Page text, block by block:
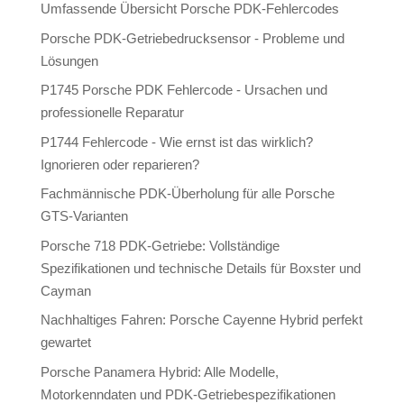
Umfassende Übersicht Porsche PDK-Fehlercodes
Porsche PDK-Getriebedrucksensor - Probleme und
Lösungen
P1745 Porsche PDK Fehlercode - Ursachen und
professionelle Reparatur
P1744 Fehlercode - Wie ernst ist das wirklich?
Ignorieren oder reparieren?
Fachmännische PDK-Überholung für alle Porsche
GTS-Varianten
Porsche 718 PDK-Getriebe: Vollständige
Spezifikationen und technische Details für Boxster und
Cayman
Nachhaltiges Fahren: Porsche Cayenne Hybrid perfekt
gewartet
Porsche Panamera Hybrid: Alle Modelle,
Motorkenndaten und PDK-Getriebespezifikationen